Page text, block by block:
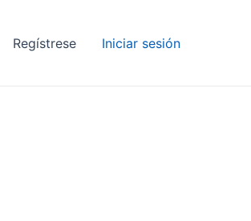
Regístrese Iniciar sesión